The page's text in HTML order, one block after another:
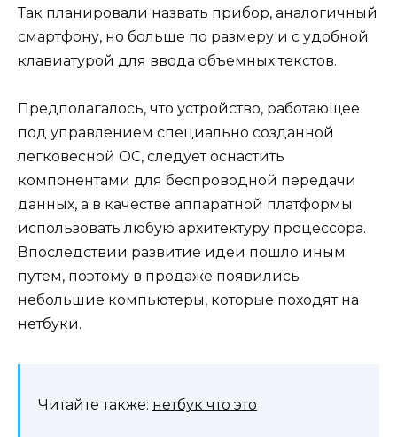
Так планировали назвать прибор, аналогичный
смартфону, но больше по размеру и с удобной
клавиатурой для ввода объемных текстов.
Предполагалось, что устройство, работающее
под управлением специально созданной
легковесной ОС, следует оснастить
компонентами для беспроводной передачи
данных, а в качестве аппаратной платформы
использовать любую архитектуру процессора.
Впоследствии развитие идеи пошло иным
путем, поэтому в продаже появились
небольшие компьютеры, которые походят на
нетбуки.
Читайте также: нетбук что это